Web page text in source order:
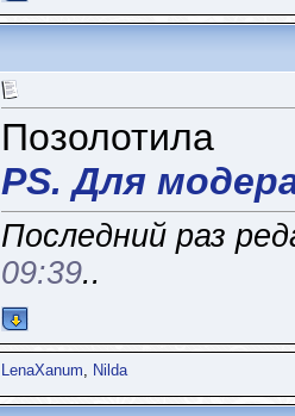
Позолотила
PS. Для
Последний раз
09:39..
LenaXanum, Nilda